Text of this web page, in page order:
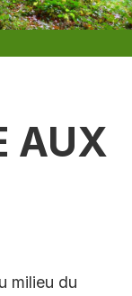
AUX
milieu du